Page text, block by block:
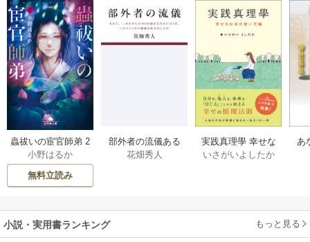
蟲祓いの宦官師弟 2
巻
小野はるか
無料立読み
部外者の流儀ある
日、三木たかしの5
したか 1巻
花畑秀人
実践真理學 幸せな
お金の使い方編 1巻
いさがいよしたか
あ
小説・実用書ランキング もっと見る